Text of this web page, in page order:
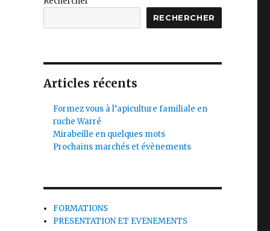
RECHERCHER
Articles récents
Formez vous à l’apiculture familiale en
ruche Warré
Mirabeille en quelques mots
Prochains marchés et évènements
FORMATIONS
PRESENTATION ET EVENEMENTS